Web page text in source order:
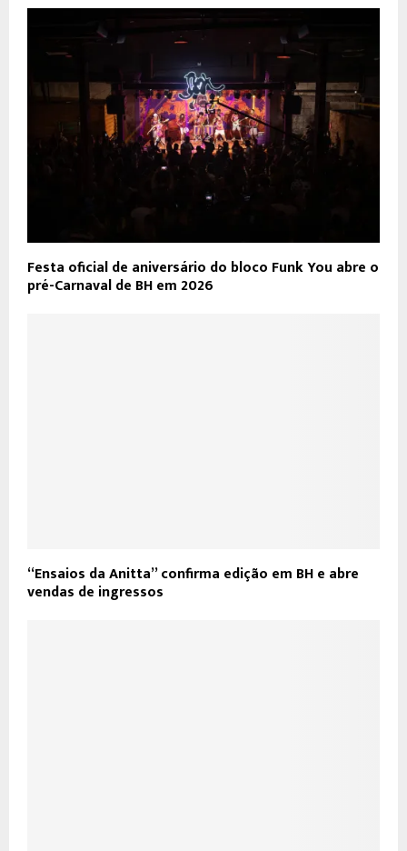
Festa oficial de aniversário do bloco Funk You abre o
pré-Carnaval de BH em 2026
“Ensaios da Anitta” confirma edição em BH e abre
vendas de ingressos